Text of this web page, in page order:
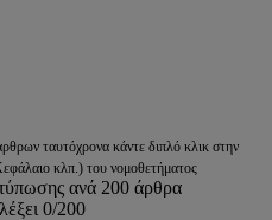
ταυτόχρονα κάντε διπλό κλικ στην
κλπ.) του νομοθετήματος
ανά 200 άρθρα
0/200